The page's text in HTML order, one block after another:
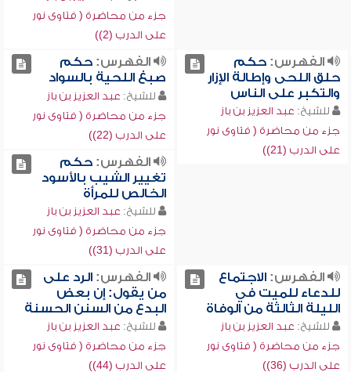
جزء من محاضرة ( فتاوى نور
على الدرب (2))
الفهرس:حكم
حلق اللحى وإطالة الإزار
والتكبر على الناس
للشيخ: عبد العزيز بن باز
جزء من محاضرة ( فتاوى نور
على الدرب (21))
الفهرس:حكم
صبغ اللحية بالسواد
للشيخ: عبد العزيز بن باز
جزء من محاضرة ( فتاوى نور
على الدرب (22))
الفهرس:حكم
تغيير الشيب بالأسود
الخالص للمرأة
للشيخ: عبد العزيز بن باز
جزء من محاضرة ( فتاوى نور
على الدرب (31))
الفهرس:الاجتماع
للدعاء للميت في
الليلة الثالثة من الوفاة
للشيخ: عبد العزيز بن باز
جزء من محاضرة ( فتاوى نور
على الدرب (36))
الفهرس:الرد على
من يقول: إن بعض
البدع من السنن الحسنة
للشيخ: عبد العزيز بن باز
جزء من محاضرة ( فتاوى نور
على الدرب (44))